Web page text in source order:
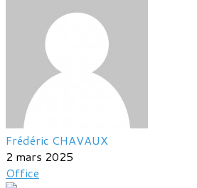
Frédéric CHAVAUX
2 mars 2025
Office